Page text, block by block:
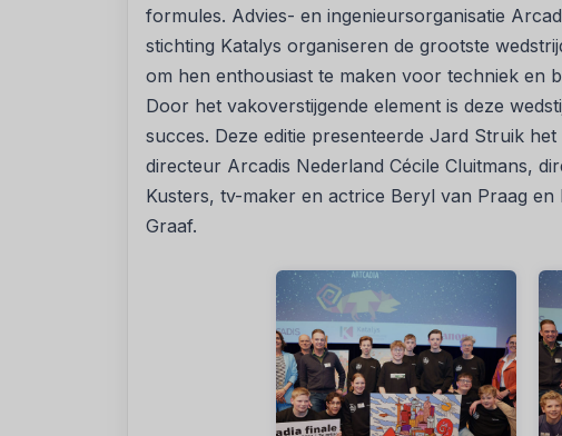
formules. Advies- en ingenieursorganisatie
stichting Katalys organiseren de grootste
om hen enthousiast te maken voor techniek en
Door het vakoverstijgende element is deze
succes. Deze editie presenteerde Jard Struik
directeur Arcadis Nederland Cécile Cluitmans,
Kusters, tv-maker en actrice Beryl van Praag
Graaf.